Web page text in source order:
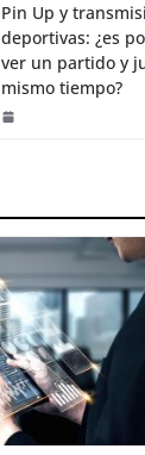
Pin Up y
deportivas: ¿es
ver un partido y
mismo tiempo?